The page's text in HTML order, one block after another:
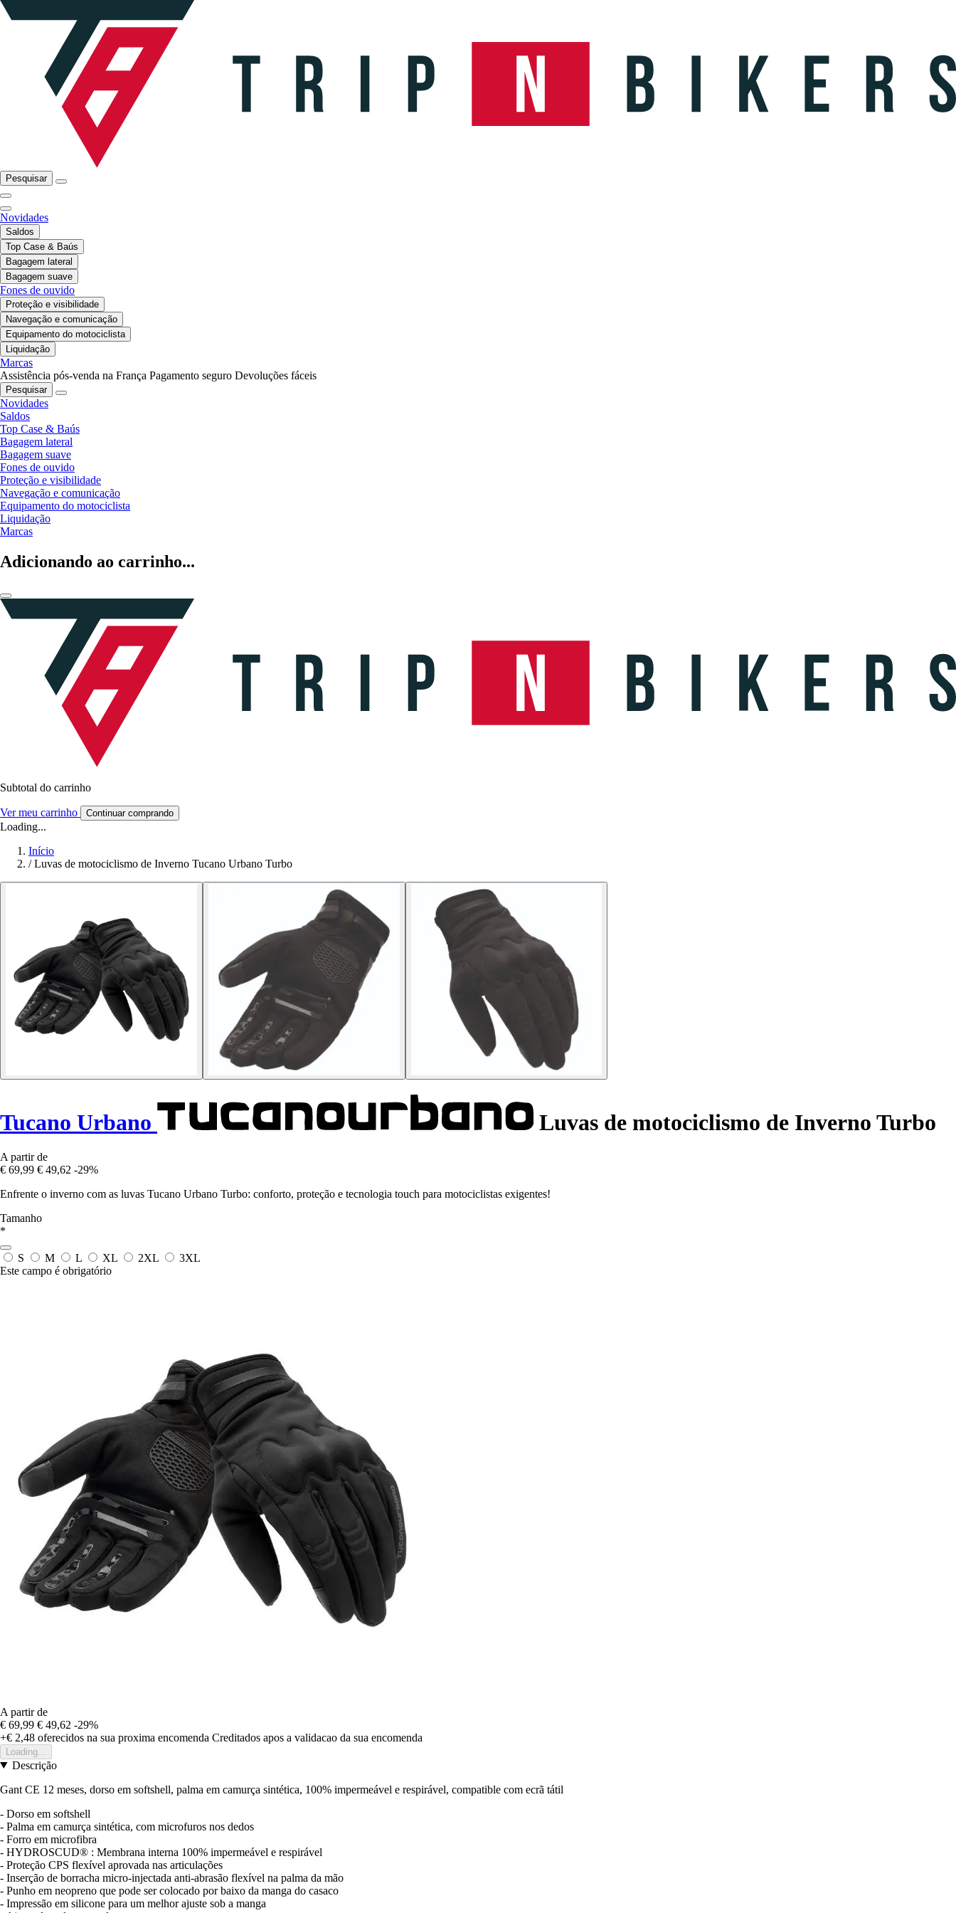
Pesquisar
Novidades
Saldos
Top Case & Baús
Bagagem lateral
Bagagem suave
Fones de ouvido
Proteção e visibilidade
Navegação e comunicação
Equipamento do motociclista
Liquidação
Marcas
Assistência pós-venda na França Pagamento seguro Devoluções fáceis
Pesquisar
Novidades
Saldos
Top Case & Baús
Bagagem lateral
Bagagem suave
Fones de ouvido
Proteção e visibilidade
Navegação e comunicação
Equipamento do motociclista
Liquidação
Marcas
Adicionando ao carrinho...
Subtotal do carrinho
Ver meu carrinho Continuar comprando
Loading...
Início
/ Luvas de motociclismo de Inverno Tucano Urbano Turbo
Tucano Urbano Luvas de motociclismo de Inverno Turbo
A partir de
€ 69,99 € 49,62 -29%
Enfrente o inverno com as luvas Tucano Urbano Turbo: conforto, proteção e tecnologia touch para motociclistas exigentes!
Tamanho
*
S M L XL 2XL
3XL
Este campo é obrigatório
A partir de
€ 69,99 € 49,62 -29%
+€ 2,48 oferecidos na sua proxima encomenda Creditados apos a validacao da sua encomenda
Loading...
Descrição
Gant CE 12 meses, dorso em softshell, palma em camurça sintética, 100% impermeável e respirável, compatible com ecrã tátil
- Dorso em softshell
- Palma em camurça sintética, com microfuros nos dedos
- Forro em microfibra
- HYDROSCUD® : Membrana interna 100% impermeável e respirável
- Proteção CPS flexível aprovada nas articulações
- Inserção de borracha micro-injectada anti-abrasão flexível na palma da mão
- Punho em neopreno que pode ser colocado por baixo da manga do casaco
- Impressão em silicone para um melhor ajuste sob a manga